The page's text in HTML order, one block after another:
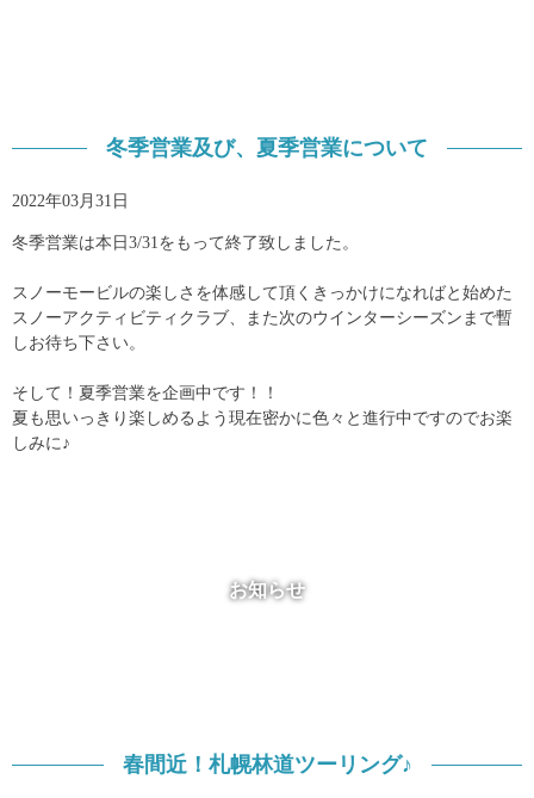
冬季営業及び、夏季営業について
2022年03月31日
冬季営業は本日3/31をもって終了致しました。
スノーモービルの楽しさを体感して頂くきっかけになればと始めた
スノーアクティビティクラブ、また次のウインターシーズンまで暫
しお待ち下さい。
そして！夏季営業を企画中です！！
夏も思いっきり楽しめるよう現在密かに色々と進行中ですのでお楽
しみに♪
お知らせ
春間近！札幌林道ツーリング♪